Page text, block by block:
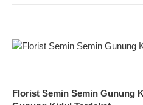
Florist Semin Semin Gunung